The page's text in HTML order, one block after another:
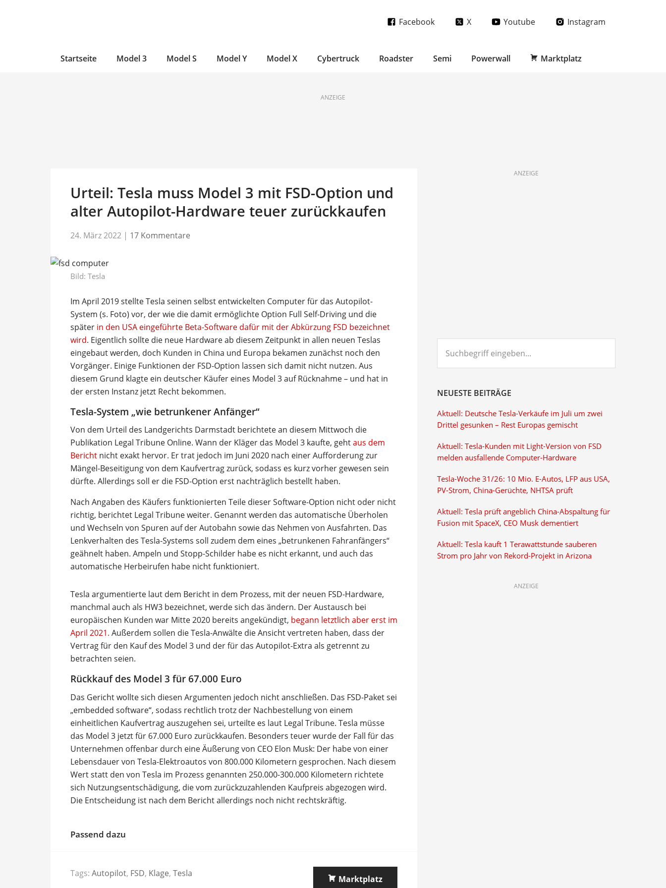
Facebook X Youtube Instagram
Startseite Model 3 Model S Model Y Model X Cybertruck Roadster Semi Powerwall Marktplatz
ANZEIGE
Urteil: Tesla muss Model 3 mit FSD-Option und
alter Autopilot-Hardware teuer zurückkaufen
24. März 2022 | 17 Kommentare
Bild: Tesla
Im April 2019 stellte Tesla seinen selbst entwickelten Computer für das Autopilot-
System (s. Foto) vor, der wie die damit ermöglichte Option Full Self-Driving und die
später in den USA eingeführte Beta-Software dafür mit der Abkürzung FSD bezeichnet
wird. Eigentlich sollte die neue Hardware ab diesem Zeitpunkt in allen neuen Teslas
eingebaut werden, doch Kunden in China und Europa bekamen zunächst noch den
Vorgänger. Einige Funktionen der FSD-Option lassen sich damit nicht nutzen. Aus
diesem Grund klagte ein deutscher Käufer eines Model 3 auf Rücknahme ­– und hat in
der ersten Instanz jetzt Recht bekommen.
Tesla-System „wie betrunkener Anfänger“
Von dem Urteil des Landgerichts Darmstadt berichtete an diesem Mittwoch die
Publikation Legal Tribune Online. Wann der Kläger das Model 3 kaufte, gehtaus dem
Bericht nicht exakt hervor. Er trat jedoch im Juni 2020 nach einer Aufforderung zur
Mängel-Beseitigung von dem Kaufvertrag zurück, sodass es kurz vorher gewesen sein
dürfte. Allerdings soll er die FSD-Option erst nachträglich bestellt haben.
Nach Angaben des Käufers funktionierten Teile dieser Software-Option nicht oder nicht
richtig, berichtet Legal Tribune weiter. Genannt werden das automatische Überholen
und Wechseln von Spuren auf der Autobahn sowie das Nehmen von Ausfahrten. Das
Lenkverhalten des Tesla-Systems soll zudem dem eines „betrunkenen Fahranfängers“
geähnelt haben. Ampeln und Stopp-Schilder habe es nicht erkannt, und auch das
automatische Herbeirufen habe nicht funktioniert.
Tesla argumentierte laut dem Bericht in dem Prozess, mit der neuen FSD-Hardware,
manchmal auch als HW3 bezeichnet, werde sich das ändern. Der Austausch bei
europäischen Kunden war Mitte 2020 bereits angekündigt, begann letztlich aber erst im
April 2021. Außerdem sollen die Tesla-Anwälte die Ansicht vertreten haben, dass der
Vertrag für den Kauf des Model 3 und der für das Autopilot-Extra als getrennt zu
betrachten seien.
Rückkauf des Model 3 für 67.000 Euro
Das Gericht wollte sich diesen Argumenten jedoch nicht anschließen. Das FSD-Paket sei
„embedded software“, sodass rechtlich trotz der Nachbestellung von einem
einheitlichen Kaufvertrag auszugehen sei, urteilte es laut Legal Tribune. Tesla müsse
das Model 3 jetzt für 67.000 Euro zurückkaufen. Besonders teuer wurde der Fall für das
Unternehmen offenbar durch eine Äußerung von CEO Elon Musk: Der habe von einer
Lebensdauer von Tesla-Elektroautos von 800.000 Kilometern gesprochen. Nach diesem
Wert statt den von Tesla im Prozess genannten 250.000-300.000 Kilometern richtete
sich Nutzungsentschädigung, die vom zurückzuzahlenden Kaufpreis abgezogen wird.
Die Entscheidung ist nach dem Bericht allerdings noch nicht rechtskräftig.
Passend dazu
Tags: Autopilot, FSD, Klage, Tesla
Marktplatz
ANZEIGE
eingeben...
NEUESTE BEITRÄGE
Aktuell: Deutsche Tesla-Verkäufe im Juli um zwei
Drittel gesunken – Rest Europas gemischt
Aktuell: Tesla-Kunden mit Light-Version von FSD
melden ausfallende Computer-Hardware
Tesla-Woche 31/26: 10 Mio. E-Autos, LFP aus USA,
PV-Strom, China-Gerüchte, NHTSA prüft
Aktuell: Tesla prüft angeblich China-Abspaltung für
Fusion mit SpaceX, CEO Musk dementiert
Aktuell: Tesla kauft 1 Terawattstunde sauberen
Strom pro Jahr von Rekord-Projekt in Arizona
ANZEIGE